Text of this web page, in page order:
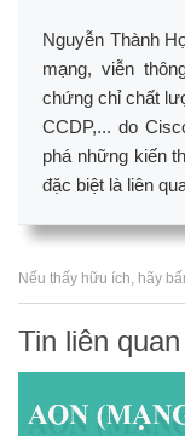
Nguyễn Thành
mạng, viễn
chứng chỉ chất
CCDP,... do
phá những kiến
đặc biệt là liên
Nếu thấy hữu ích, hãy
Tin liên quan